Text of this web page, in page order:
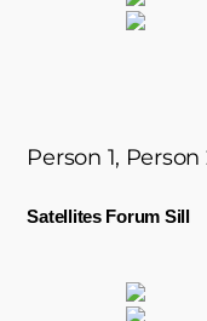
Person 1,
Satellites Forum Sill